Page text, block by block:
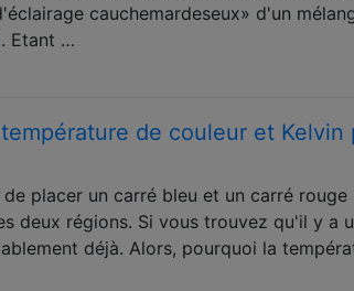
cauchemardeseux» d'un
Etant …
de couleur et Kelvin
placer un carré bleu et un carré rouge
deux régions. Si vous trouvez qu'il y a
déjà. Alors, pourquoi la